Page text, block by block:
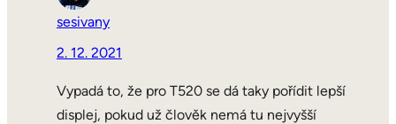
sesivany
2. 12. 2021
Vypadá to, že pro T520 se dá taky pořídit lepší
displej, pokud už člověk nemá tu nejvyšší